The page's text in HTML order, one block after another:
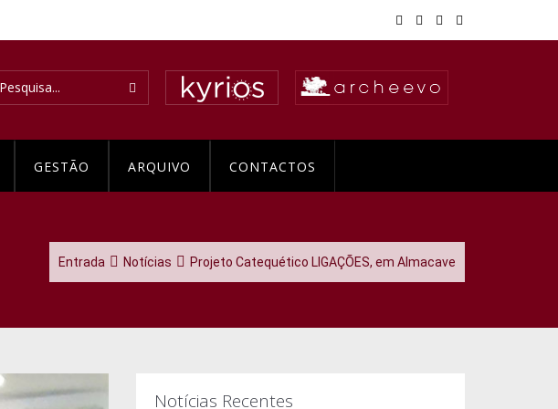
GESTÃO ARQUIVO CONTACTOS
Entrada Notícias Projeto Catequético LIGAÇÕES, em Almacave
Notícias Recentes